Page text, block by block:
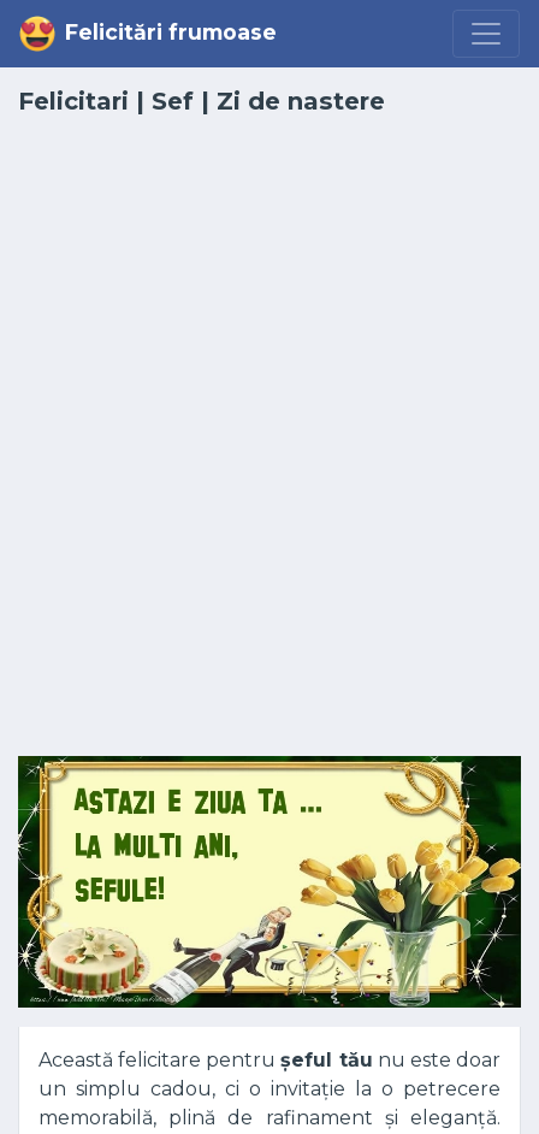
Felicitări frumoase
Felicitari | Sef | Zi de nastere
Această felicitare pentrușeful tău nu este doar
un simplu cadou, ci o invitație la o petrecere
memorabilă, plină de rafinament și eleganță.